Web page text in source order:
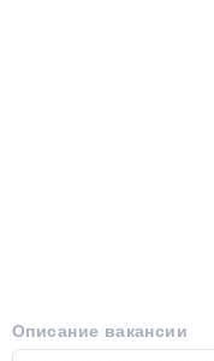
Описание вакансии